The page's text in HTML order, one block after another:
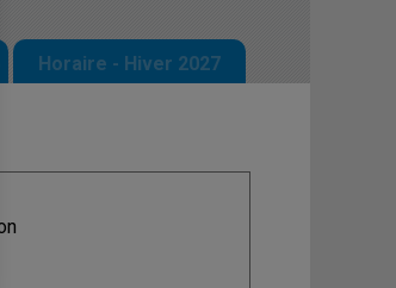
Horaire - Hiver 2027